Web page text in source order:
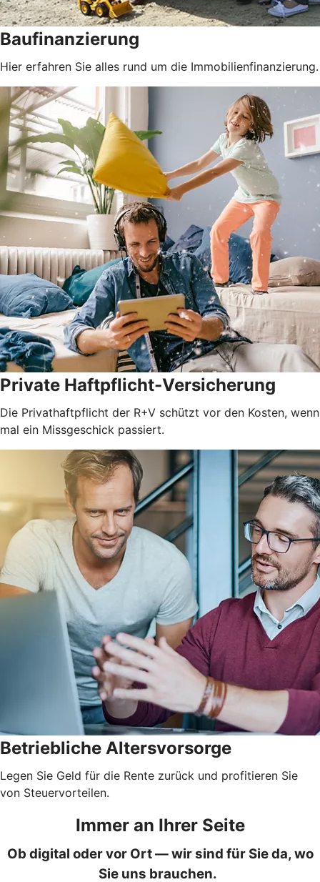
Baufinanzierung
Hier erfahren Sie alles rund um die Immobilienfinanzierung.
Private Haftpflicht-Versicherung
Die Privathaftpflicht der R+V schützt vor den Kosten, wenn
mal ein Missgeschick passiert.
Betriebliche Altersvorsorge
Legen Sie Geld für die Rente zurück und profitieren Sie
von Steuervorteilen.
Immer an Ihrer Seite
Ob digital oder vor Ort — wir sind für Sie da, wo
Sie uns brauchen.